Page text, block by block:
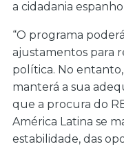
a cidadania
“O programa
ajustamentos para
política. No
manterá a sua
que a procura do
América Latina se
estabilidade, das